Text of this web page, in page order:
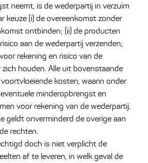
neemt, is de wederpartij in verzuim
keuze (i) de overeenkomst zonder
ontbinden; (ii) de producten
aan de wederpartij verzenden;
rekening en risico van de
houden. Alle uit bovenstaande
kosten, waarin onder
minderopbrengst en
voor rekening van de wederpartij.
geldt onverminderd de overige aan
rechten.
doch is niet verplicht de
af te leveren, in welk geval de